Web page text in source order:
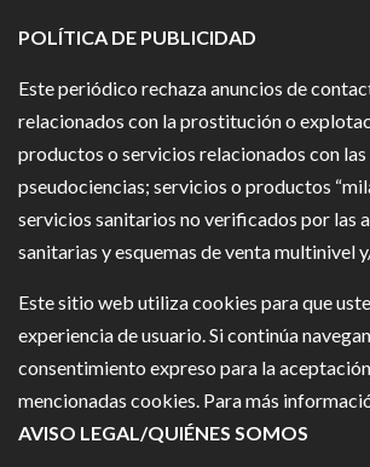
POLÍTICA DE PUBLICIDAD
Este periódico rechaza anuncios de
relacionados con la prostitución o
productos o servicios relacionados con
pseudociencias; servicios o productos
servicios sanitarios no verificados por las
sanitarias y esquemas de venta multinivel
Este sitio web utiliza cookies para que
experiencia de usuario. Si continúa
consentimiento expreso para la
mencionadas cookies. Para más
AVISO LEGAL/QUIÉNES SOMOS